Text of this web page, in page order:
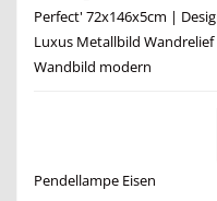
Perfect' 72x146x5cm |
Luxus Metallbild
Wandbild modern
Pendellampe Eisen